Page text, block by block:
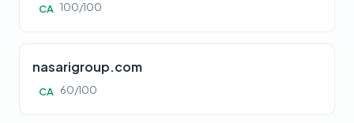
CA 100/100
nasarigroup.com
CA 60/100